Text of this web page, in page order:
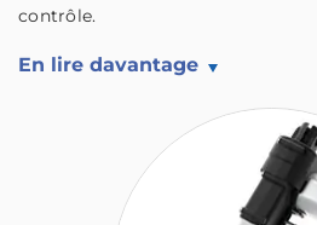
contrôle.
En lire davantage